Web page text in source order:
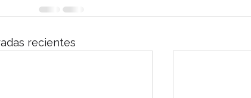
recientes